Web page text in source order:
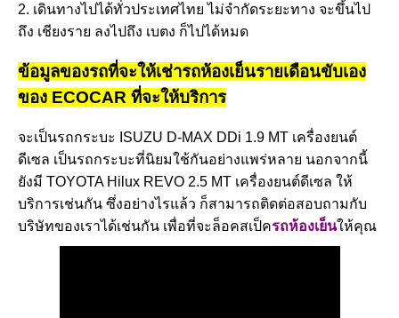
2. เดินทางไปได้ทั่วประเทศไทย ไม่จำกัดระยะทาง จะขึ้นไป
ถึง เชียงราย ลงไปถึง เบตง ก็ไปได้หมด
ข้อมูลของรถที่จะให้เช่ารถห้องเย็นรายเดือนขับเอง
ของ ECOCAR ที่จะให้บริการ
จะเป็นรถกระบะ ISUZU D-MAX DDi 1.9 MT เครื่องยนต์
ดีเซล เป็นรถกระบะที่นิยมใช้กันอย่างแพร่หลาย นอกจากนี้
ยังมี TOYOTA Hilux REVO 2.5 MT เครื่องยนต์ดีเซล ให้
บริการเช่นกัน ซึ่งอย่างไรแล้ว ก็สามารถติดต่อสอบถามกับ
บริษัทของเราได้เช่นกัน เพื่อที่จะล็อคสเป็ครถห้องเย็นให้คุณ